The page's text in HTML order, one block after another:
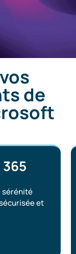
de
sérénité
et